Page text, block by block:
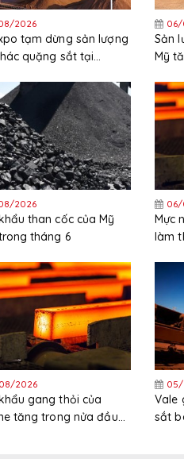
2026
tạm dừng sản lượng
quặng sắt tại
Sản
Mỹ
2026
than cốc của Mỹ
tháng 6
Mực
làm
2026
gang thỏi của
tăng trong nửa đầu
Vale
sắt